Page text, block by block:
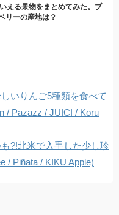
える果物をまとめてみた。ブ
リーの産地は？
いりんご5種類を食べて
/ Pazazz / JUICI / Koru
?!北米で入手した少し珍
/ Piñata / KIKU Apple)